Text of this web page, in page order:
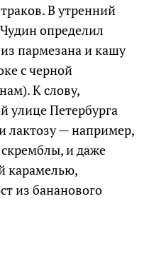
В утренний
определил
пармезана и кашу
с черной
К слову,
улице Петербурга
лактозу — например,
и даже
карамелью,
из бананового